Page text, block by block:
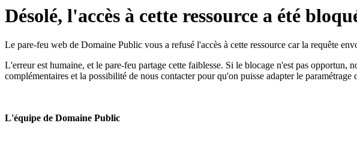
Désolé, l'accès à cette ressource a été
Le pare-feu web de Domaine Public vous a refusé l'accès à cette ressource car la requête
L'erreur est humaine, et le pare-feu partage cette faiblesse. Si le blocage n'est pas opportun,
complémentaires et la possibilité de nous contacter pour qu'on puisse adapter le paramétrage
L'équipe de Domaine Public